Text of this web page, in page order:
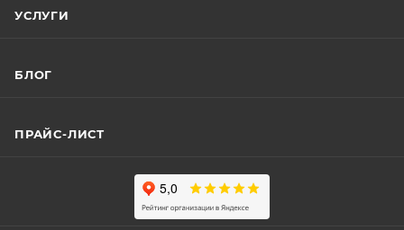
УСЛУГИ
БЛОГ
ПРАЙС-ЛИСТ